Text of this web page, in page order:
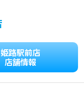
姫路駅前店
店舗情報